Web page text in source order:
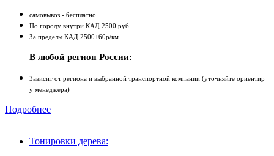
самовывоз - бесплатно
По городу внутри КАД 2500 руб
За пределы КАД 2500+60р/км
В любой регион России:
Зависит от региона и выбранной транспортной компании (уточняйте ориентир
у менеджера)
Подробнее
Тонировки дерева: